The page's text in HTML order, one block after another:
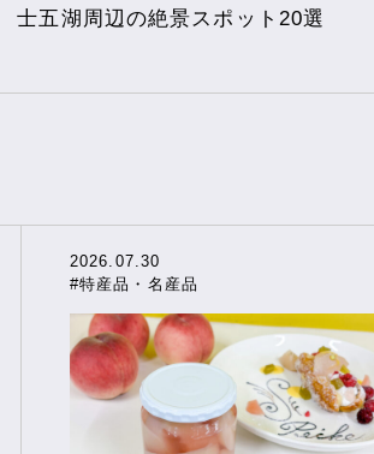
士五湖周辺の絶景スポット20選
2026.07.30
#特産品・名産品